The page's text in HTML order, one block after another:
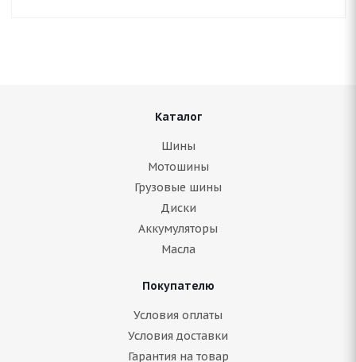
Каталог
Шины
Мотошины
Грузовые шины
Диски
Аккумуляторы
Масла
Покупателю
Условия оплаты
Условия доставки
Гарантия на товар